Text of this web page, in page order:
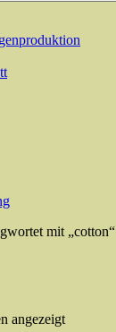
mit „cotton“
angezeigt